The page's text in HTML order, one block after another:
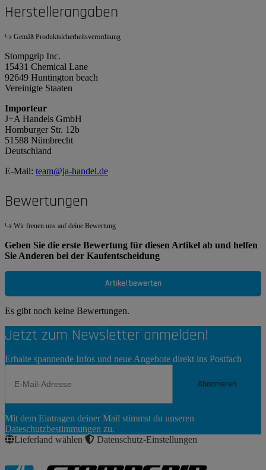
Herstellerangaben
Gemäß Produktsicherheitsverordnung
Stompgrip Inc.
15431 Chemical Lane
92649 Huntington beach
Vereinigte Staaten
Importeur
J+A Handels GmbH
Homburger Str. 12b
51588 Nümbrecht
Deutschland
E-Mail: team@ja-handel.de
Bewertungen
Wir freuen uns auf deine Bewertung
Geben Sie die erste Bewertung für diesen Artikel ab und helfen
Sie Anderen bei der Kaufentscheidung
Artikel bewerten
Es gibt noch keine Bewertungen.
Jetzt zum Newsletter anmelden!
Erhalte spannende Infos und neue Angebote direkt ins Postfach
Abonnieren
Abonnieren
Mit dem Eintragen deiner Mail stimmst du unseren
Dateschutzbestimmungen zu.
Lieferland wählen
Datenschutz-Einstellungen